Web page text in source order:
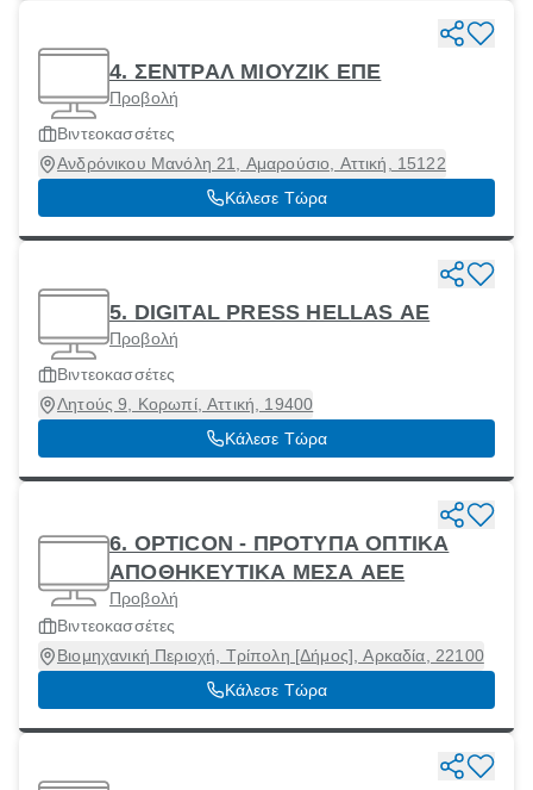
4. ΣΕΝΤΡΑΛ ΜΙΟΥΖΙΚ ΕΠΕ
Προβολή
Βιντεοκασσέτες
Ανδρόνικου Μανόλη 21, Αμαρούσιο, Αττική, 15122
Κάλεσε Τώρα
5. DIGITAL PRESS HELLAS ΑΕ
Προβολή
Βιντεοκασσέτες
Λητούς 9, Κορωπί, Αττική, 19400
Κάλεσε Τώρα
6. OPTICON - ΠΡΟΤΥΠΑ ΟΠΤΙΚΑ
ΑΠΟΘΗΚΕΥΤΙΚΑ ΜΕΣΑ ΑΕΕ
Προβολή
Βιντεοκασσέτες
Βιομηχανική Περιοχή, Τρίπολη [Δήμος], Αρκαδία, 22100
Κάλεσε Τώρα